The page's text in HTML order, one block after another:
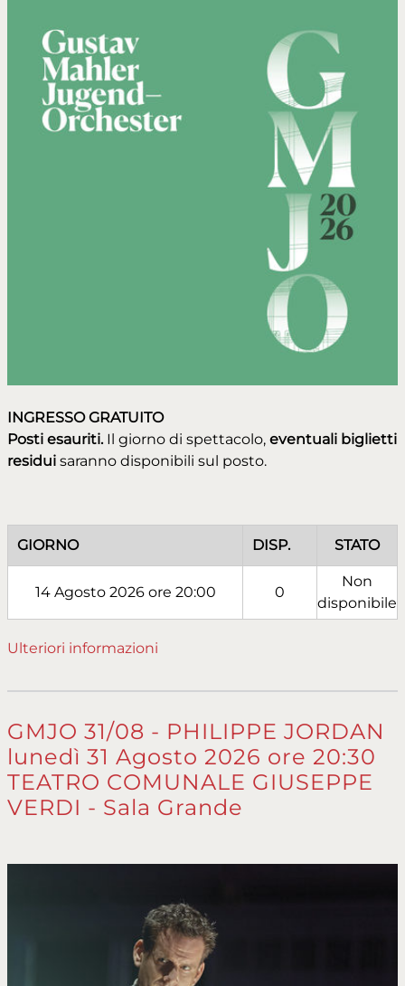
INGRESSO GRATUITO
Posti esauriti. Il giorno di spettacolo, eventuali biglietti
residui saranno disponibili sul posto.
GIORNO DISP. STATO
14 Agosto 2026 ore 20:00 0
Non
disponibile
Ulteriori informazioni
GMJO 31/08 - PHILIPPE JORDAN
lunedì 31 Agosto 2026 ore 20:30
TEATRO COMUNALE GIUSEPPE
VERDI - Sala Grande